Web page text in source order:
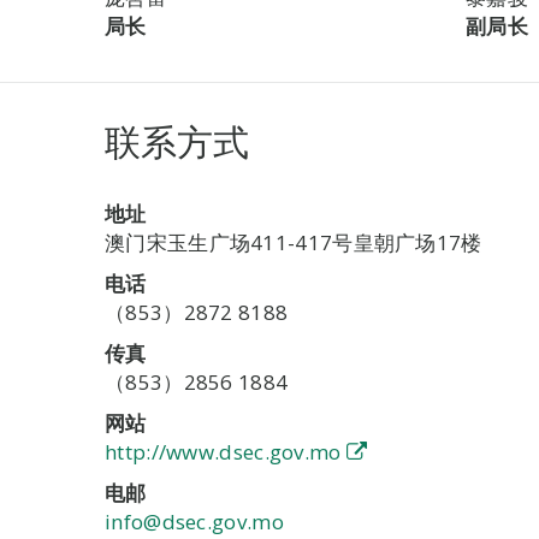
局长
副局长
联系方式
地址
澳门宋玉生广场411-417号皇朝广场17楼
电话
（853）2872 8188
传真
（853）2856 1884
网站
http://www.dsec.gov.mo
电邮
info@dsec.gov.mo